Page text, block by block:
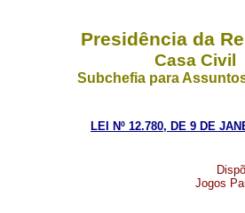
Presidência da
Casa Civil
Subchefia para
LEI Nº 12.780, DE 9 DE
Jogos